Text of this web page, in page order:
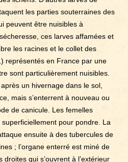
les parties souterraines des
peuvent être nuisibles à
ces larves affamées et
les racines et le collet des
représentés en France par une
sont particulièrement nuisibles.
un hivernage dans le sol,
mais s’enterrent à nouveau ou
de canicule. Les femelles
pour pondre. La
ensuite à des tubercules de
; l’organe enterré est miné de
qui s’ouvrent à l’extérieur